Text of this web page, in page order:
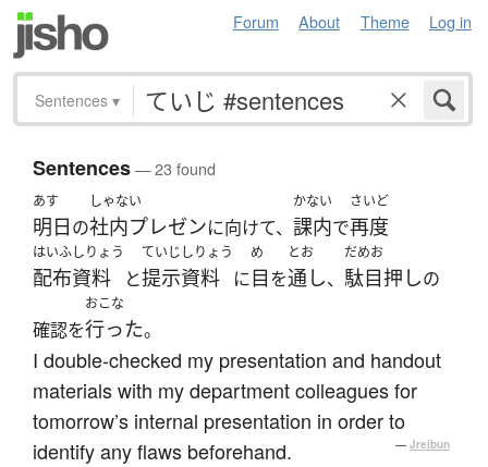
Forum About Theme Log in
Sentences ▾
Sentences— 23 found
あす
明日の
しゃない
社内プレゼンに向けて、
かない
課内で
さいど
再度
はいふしりょう
配布資料 と
ていじしりょう
提示資料 に
め
目を
とお
通し、
だめお
駄目押しの
確認を
おこな
行った。
I double-checked my presentation and handout
materials with my department colleagues for
tomorrow’s internal presentation in order to
identify any flaws beforehand.
— Jreibun